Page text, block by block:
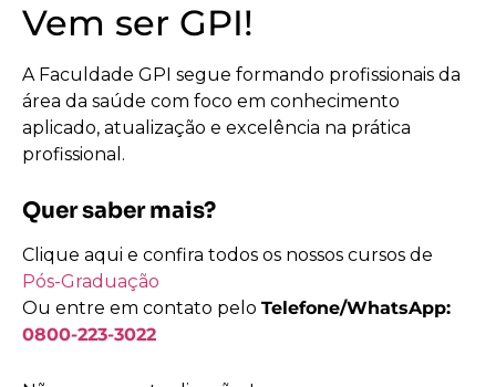
Vem ser GPI!
A Faculdade GPI segue formando profissionais da
área da saúde com foco em conhecimento
aplicado, atualização e excelência na prática
profissional.
Quer saber mais?
Clique aqui e confira todos os nossos cursos de
Pós-Graduação
Ou entre em contato pelo Telefone/WhatsApp:
0800-223-3022